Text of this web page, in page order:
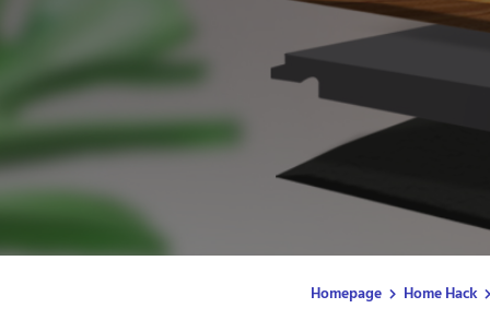
Homepage Home Hack